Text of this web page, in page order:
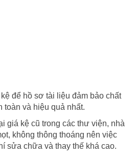
để hồ sơ tài liệu đảm bảo chất
toàn và hiệu quả nhất.
giá kệ cũ trong các thư viện, nhà
không thông thoáng nên việc
sửa chữa và thay thế khá cao.